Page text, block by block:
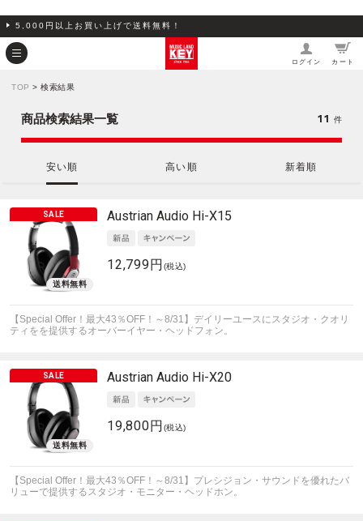
5,000円以上お買い上げで送料無料！
ログイン カート
TOP > 検索結果
安い順 高い順 新着順
商品検索結果一覧 11 件
Austrian Audio Hi-X15
12,799円 (税込)
【Special Offer！最大43％OFF！～8/31】デイリーユースにスタジオ・クオリ
ティをを提供するオーバーイヤー・ヘッドフォン。
Austrian Audio Hi-X20
19,800円 (税込)
【Special Offer！最大43％OFF！～8/31】プレシジョン・サウンドを優れたバ
リューで提供するスタジオ・モニター・ヘッドホン。